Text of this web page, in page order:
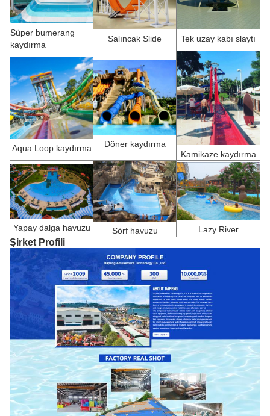
Süper bumerang
kaydırma
Salıncak Slide Tek uzay kabı slaytı
Aqua Loop kaydırma
Döner kaydırma
Kamikaze kaydırma
Yapay dalga havuzu Sörf havuzu Lazy River
Şirket Profili